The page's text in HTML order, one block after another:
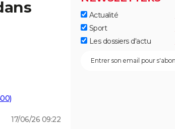
17/06/26 09:22
Actualité
Sport
Les dossiers d'actu